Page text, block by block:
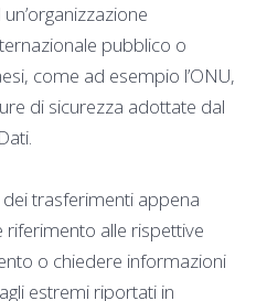
pubblico o
come ad esempio l’ONU,
di sicurezza adottate dal
trasferimenti appena
riferimento alle rispettive
o chiedere informazioni
estremi riportati in